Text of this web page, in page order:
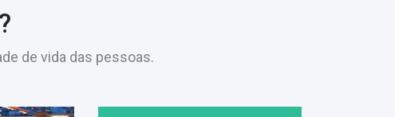
de vida das pessoas.